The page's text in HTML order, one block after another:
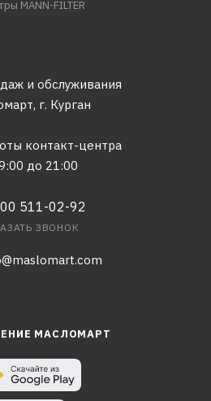
MANN-FILTER
и обслуживания
г. Курган
контакт-центра
до 21:00
511-02-92
ЗВОНОК
МАСЛОМАРТ